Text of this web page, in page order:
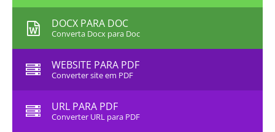
DOCX PARA DOC
Converta Docx para Doc
WEBSITE PARA PDF
Converter site em PDF
URL PARA PDF
Converter URL para PDF